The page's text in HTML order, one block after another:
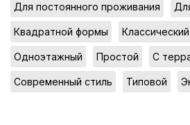
Для постоянного проживания
Квадратной формы
Одноэтажный Простой С
Современный стиль Типовой